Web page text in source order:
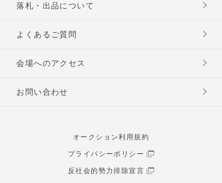
落札・出品について
よくあるご質問
会場へのアクセス
お問い合わせ
オークション利用規約
プライバシーポリシー
反社会的勢力排除宣言